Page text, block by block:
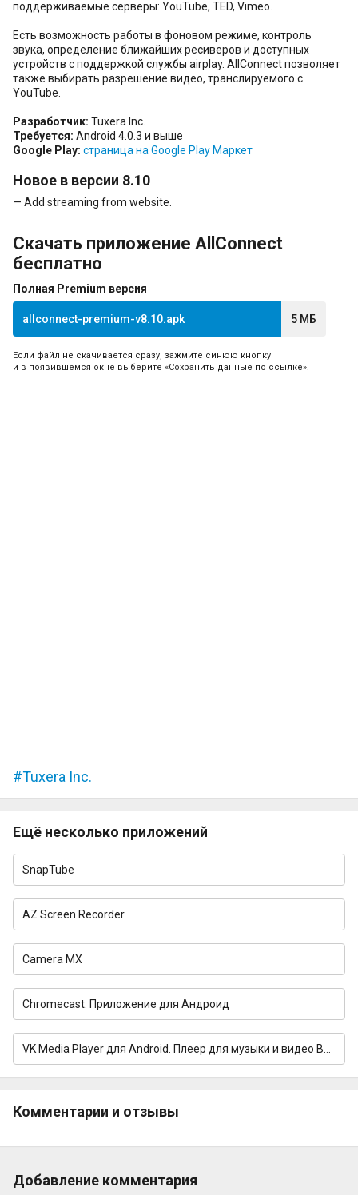
поддерживаемые серверы: YouTube, TED, Vimeo.
Есть возможность работы в фоновом режиме, контроль
звука, определение ближайших ресиверов и доступных
устройств с поддержкой службы airplay. AllConnect позволяет
также выбирать разрешение видео, транслируемого с
YouTube.
Разработчик: Tuxera Inc.
Требуется: Android 4.0.3 и выше
Google Play: страница на Google Play Маркет
Новое в версии 8.10
— Add streaming from website.
Скачать приложение AllConnect
бесплатно
Полная Premium версия
allconnect-premium-v8.10.apk 5 МБ
Если файл не скачивается сразу, зажмите синюю кнопку
и в появившемся окне выберите «Сохранить данные по ссылке».
Tuxera Inc.
Ещё несколько приложений
SnapTube
AZ Screen Recorder
Camera MX
Chromecast. Приложение для Андроид
VK Media Player для Android. Плеер для музыки и видео ВКонтакте
Комментарии и отзывы
Добавление комментария